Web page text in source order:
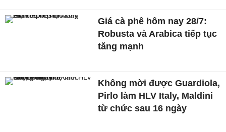
Giá cà phê hôm nay 28/7:
Robusta và Arabica tiếp tục
tăng mạnh
Không mời được Guardiola,
Pirlo làm HLV Italy, Maldini
từ chức sau 16 ngày